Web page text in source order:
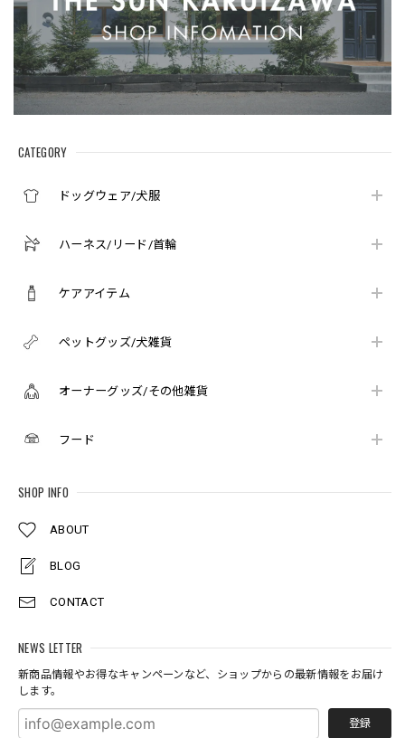
CATEGORY
ドッグウェア/犬服
ハーネス/リード/首輪
ケアアイテム
ペットグッズ/犬雑貨
オーナーグッズ/その他雑貨
フード
SHOP INFO
ABOUT
BLOG
CONTACT
NEWS LETTER
新商品情報やお得なキャンペーンなど、ショップからの最新情報をお届け
します。
登録